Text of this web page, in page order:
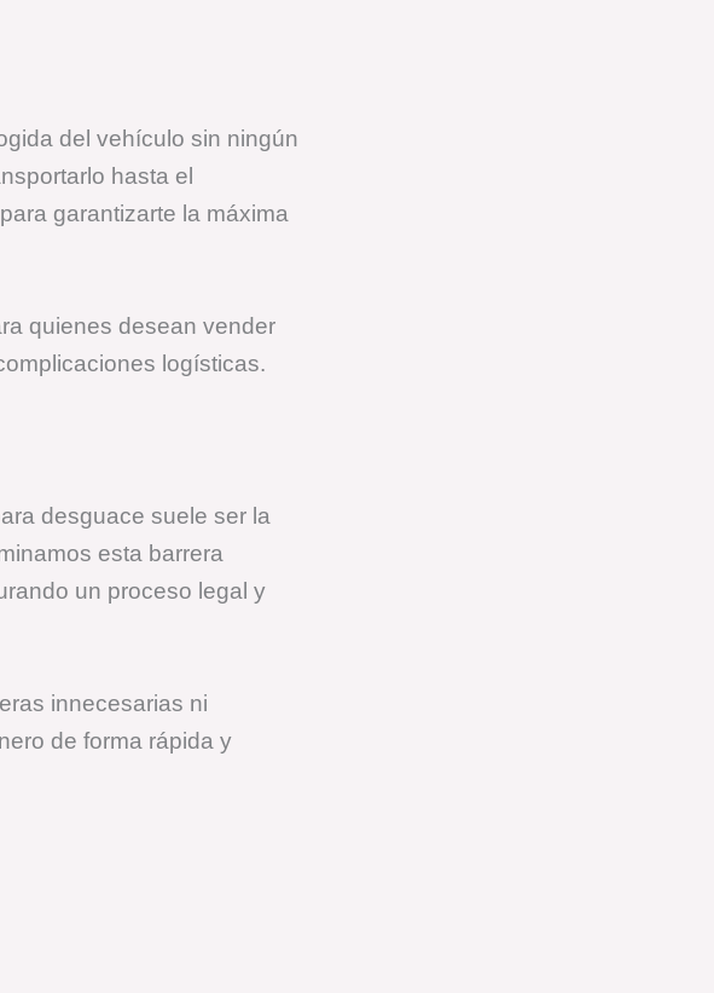
del vehículo sin ningún
hasta el
garantizarte la máxima
quienes desean vender
logísticas.
desguace suele ser la
esta barrera
un proceso legal y
innecesarias ni
de forma rápida y